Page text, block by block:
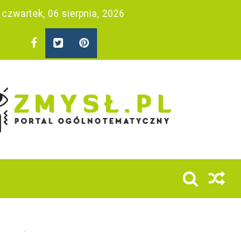
czwartek, 06 sierpnia, 2026